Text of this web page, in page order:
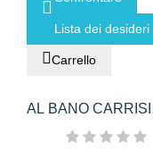
Lista dei desideri
Carrello
AL BANO CARRISI
CL75 PRIMITIVO